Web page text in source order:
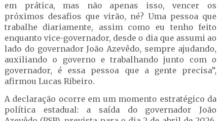
em prática, mas não apenas isso, vencer os
próximos desafios que virão, né? Uma pessoa que
trabalhe diariamente, assim como eu tenho feito
enquanto vice-governador, desde o dia que assumi ao
lado do governador João Azevêdo, sempre ajudando,
auxiliando o governo e trabalhando junto com o
governador, é essa pessoa que a gente precisa”,
afirmou Lucas Ribeiro.
A declaração ocorre em um momento estratégico da
política estadual: a saída do governador João